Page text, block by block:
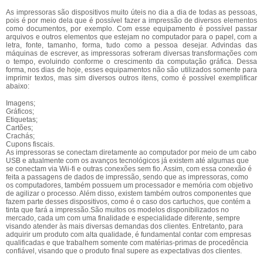
As impressoras são dispositivos muito úteis no dia a dia de todas as pessoas,
pois é por meio dela que é possível fazer a impressão de diversos elementos
como documentos, por exemplo. Com esse equipamento é possível passar
arquivos e outros elementos que estejam no computador para o papel, com a
letra, fonte, tamanho, forma, tudo como a pessoa desejar. Advindas das
máquinas de escrever, as impressoras sofreram diversas transformações com
o tempo, evoluindo conforme o crescimento da computação gráfica. Dessa
forma, nos dias de hoje, esses equipamentos não são utilizados somente para
imprimir textos, mas sim diversos outros itens, como é possível exemplificar
abaixo:
Imagens;
Gráficos;
Etiquetas;
Cartões;
Crachás;
Cupons fiscais.
As impressoras se conectam diretamente ao computador por meio de um cabo
USB e atualmente com os avanços tecnológicos já existem até algumas que
se conectam via Wii-fi e outras conexões sem fio. Assim, com essa conexão é
feita a passagens de dados de impressão, sendo que as impressoras, como
os computadores, também possuem um processador e memória com objetivo
de agilizar o processo. Além disso, existem também outros componentes que
fazem parte desses dispositivos, como é o caso dos cartuchos, que contém a
tinta que fará a impressão.São muitos os modelos disponibilizados no
mercado, cada um com uma finalidade e especialidade diferente, sempre
visando atender às mais diversas demandas dos clientes. Entretanto, para
adquirir um produto com alta qualidade, é fundamental contar com empresas
qualificadas e que trabalhem somente com matérias-primas de procedência
confiável, visando que o produto final supere as expectativas dos clientes.